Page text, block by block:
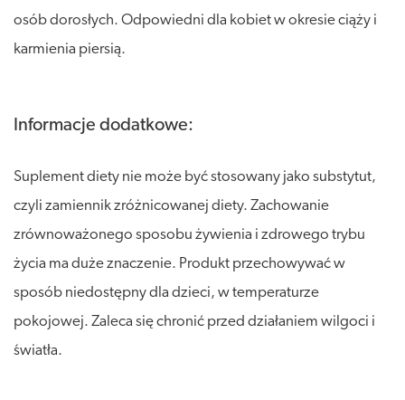
osób dorosłych. Odpowiedni dla kobiet w okresie ciąży i
karmienia piersią.
Informacje dodatkowe:
Suplement diety nie może być stosowany jako substytut,
czyli zamiennik zróżnicowanej diety. Zachowanie
zrównoważonego sposobu żywienia i zdrowego trybu
życia ma duże znaczenie. Produkt przechowywać w
sposób niedostępny dla dzieci, w temperaturze
pokojowej. Zaleca się chronić przed działaniem wilgoci i
światła.